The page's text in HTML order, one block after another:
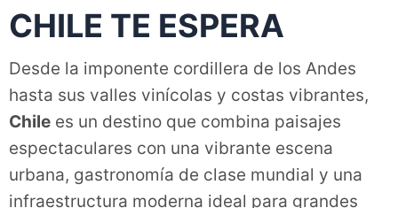
CHILE TE ESPERA
Desde la imponente cordillera de los Andes
hasta sus valles vinícolas y costas vibrantes,
Chile es un destino que combina paisajes
espectaculares con una vibrante escena
urbana, gastronomía de clase mundial y una
infraestructura moderna ideal para grandes